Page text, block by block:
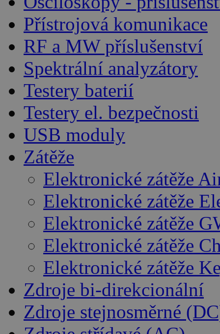
Přístrojová komunikace
RF a MW příslušenství
Spektrální analyzátory
Testery baterií
Testery el. bezpečnosti
USB moduly
Zátěže
Elektronické zátěže
Elektronické zátěže
Elektronické zátěže
Elektronické zátěže
Elektronické zátěže
Zdroje bi-direkcionální
Zdroje stejnosměrné